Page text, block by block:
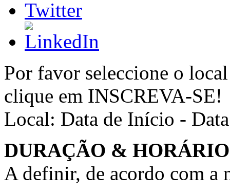
Por favor seleccione o
clique em INSCREVA-SE!
Local: Data de Início -
DURAÇÃO & HORÁRIO
A definir, de acordo com a